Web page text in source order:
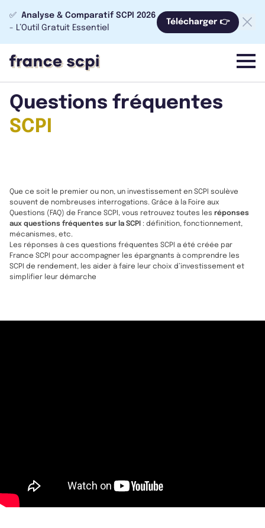
✅ Analyse & Comparatif SCPI 2026
- L’Outil Gratuit Essentiel
Télécharger 👉
menu
Questions fréquentes
SCPI
Que ce soit le premier ou non, un investissement en SCPI soulève
souvent de nombreuses interrogations. Grâce à la Foire aux
Questions (FAQ) de France SCPI, vous retrouvez toutes les réponses
aux questions fréquentes sur la SCPI : définition, fonctionnement,
mécanismes, etc.
Les réponses à ces questions fréquentes SCPI a été créée par
France SCPI pour accompagner les épargnants à comprendre les
SCPI de rendement, les aider à faire leur choix d’investissement et
simplifier leur démarche